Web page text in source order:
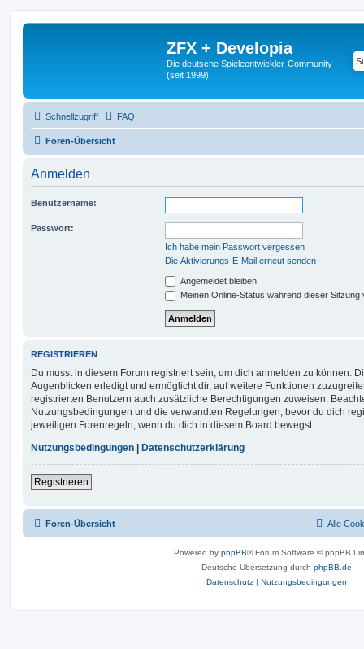
ZFX + Developia
Die deutsche Spieleentwickler-Community
(seit 1999).
Schnellzugriff FAQ
Foren-Übersicht
Anmelden
Benutzername:
Passwort:
Ich habe mein Passwort vergessen
Die Aktivierungs-E-Mail erneut senden
Angemeldet bleiben
Meinen Online-Status während dieser Sitzung
REGISTRIEREN
Du musst in diesem Forum registriert sein, um dich anmelden zu können.
Augenblicken erledigt und ermöglicht dir, auf weitere Funktionen
registrierten Benutzern auch zusätzliche Berechtigungen zuweisen.
Nutzungsbedingungen und die verwandten Regelungen, bevor du dich
jeweiligen Forenregeln, wenn du dich in diesem Board bewegst.
Nutzungsbedingungen
Datenschutzerklärung
Registrieren
Foren-Übersicht Alle
Powered by phpBB® Forum Software © phpBB
Deutsche Übersetzung durch phpBB.de
Datenschutz | Nutzungsbedingungen